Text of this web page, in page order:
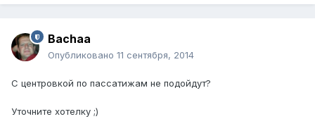
Bachaa
Опубликовано 11 сентября, 2014
С центровкой по пассатижам не подойдут?
Уточните хотелку ;)